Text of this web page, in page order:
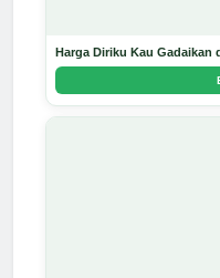
Harga Diriku Kau Gadaikan